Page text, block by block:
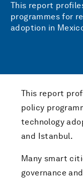
This report
programmes for
adoption in
This report
policy
technology
and Istanbul.
Many smart
governance